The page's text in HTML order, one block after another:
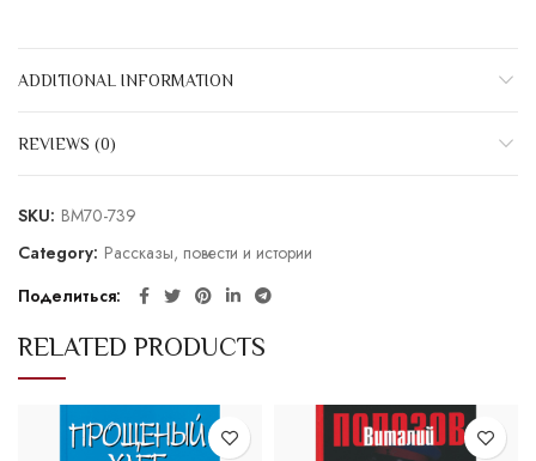
ADDITIONAL INFORMATION
REVIEWS (0)
SKU: BM70-739
Category: Рассказы, повести и истории
Поделиться
RELATED PRODUCTS